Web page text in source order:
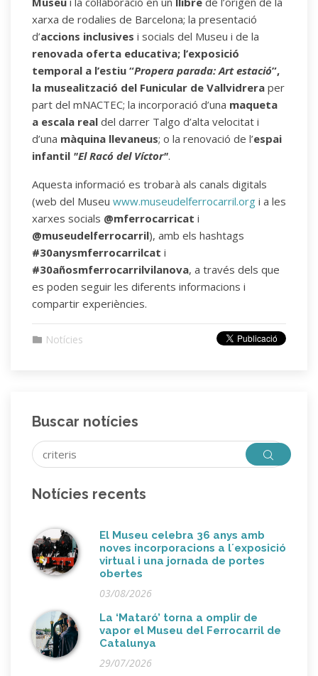
xarxa de rodalies de Barcelona; la presentació
d’accions inclusives i socials del Museu i de la
renovada oferta educativa; l’exposició
temporal a l’estiu “Propera parada: Art estació”,
la musealització del Funicular de Vallvidrera per
part del mNACTEC; la incorporació d’una maqueta
a escala real del darrer Talgo d’alta velocitat i
d’una màquina llevaneus; o la renovació de l’espai
infantil "El Racó del Víctor".
Aquesta informació es trobarà als canals digitals
(web del Museu www.museudelferrocarril.org i a les
xarxes socials @mferrocarricat i
@museudelferrocarril), amb els hashtags
#30anysmferrocarrilcat i
#30añosmferrocarrilvilanova, a través dels que
es poden seguir les diferents informacions i
compartir experiències.
Notícies
Buscar notícies
Notícies recents
El Museu celebra 36 anys amb
noves incorporacions a l´exposició
virtual i una jornada de portes
obertes
03/08/2026
La ‘Mataró’ torna a omplir de
vapor el Museu del Ferrocarril de
Catalunya
29/07/2026